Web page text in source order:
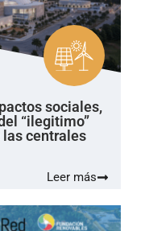
sociales,
“ilegitimo”
centrales
Leer más